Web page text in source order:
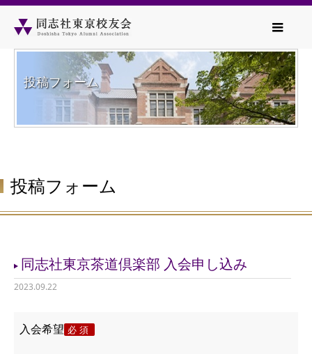
投稿フォーム
投稿フォーム
同志社東京茶道倶楽部 入会申し込み
2023.09.22
入会希望 必須